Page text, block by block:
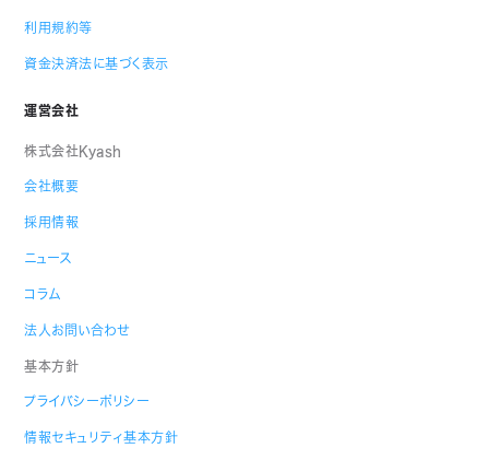
利用規約等
資金決済法に基づく表示
運営会社
株式会社Kyash
会社概要
採用情報
ニュース
コラム
法人お問い合わせ
基本方針
プライバシーポリシー
情報セキュリティ基本方針